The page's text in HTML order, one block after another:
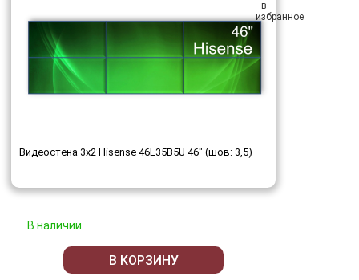
Видеостена 3x2 Hisense 46L35B5U 46" (шов: 3,5)
В наличии
В КОРЗИНУ